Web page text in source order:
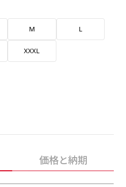
M L
XXXL
価格と納期
が変更いただけます。
ントです。ハーフ用のポ
・クリップタイプがござ
や商品棚にぴったりで
歩行や陳列した商品の邪
ントです。ハーフ用のポ
・クリップタイプがござ
や商品棚にぴったりで